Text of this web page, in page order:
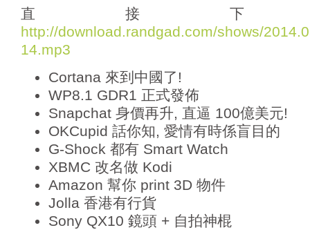
i
o
P
直接
http://download.randgad.com/shows/
14.mp3
Cortana 來到中國了!
WP8.1 GDR1 正式發佈
Snapchat 身價再升, 直逼 100億美元!
OKCupid 話你知, 愛情有時係盲目的
G-Shock 都有 Smart Watch
XBMC 改名做 Kodi
Amazon 幫你 print 3D 物件
Jolla 香港有行貨
Sony QX10 鏡頭 + 自拍神棍